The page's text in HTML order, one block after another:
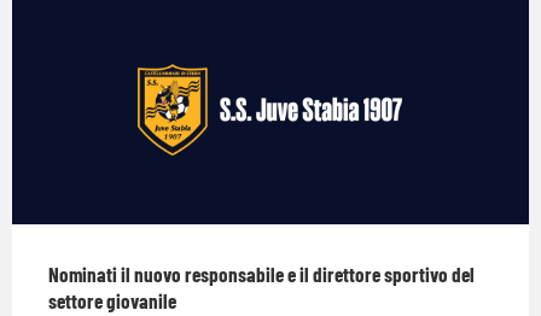
Nominati il nuovo responsabile e il direttore sportivo del
settore giovanile